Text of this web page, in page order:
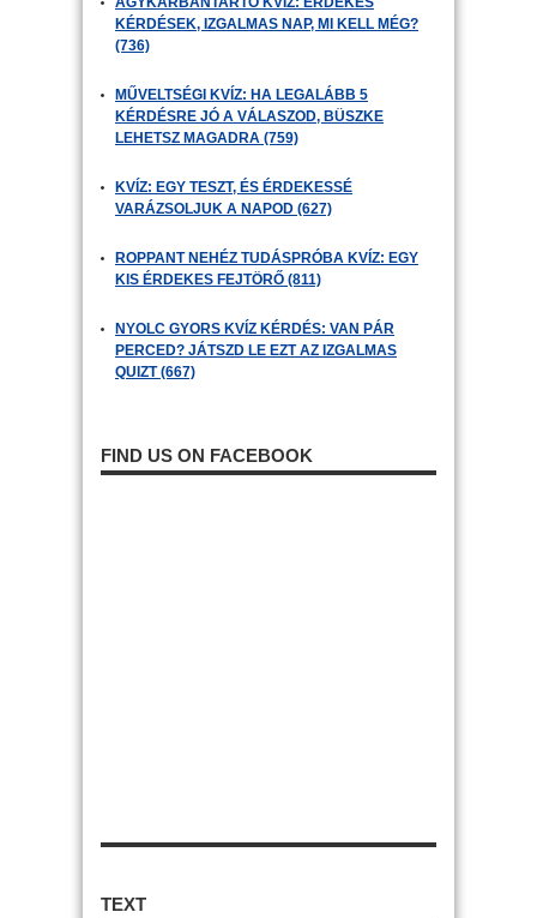
KÉRDÉSEK, IZGALMAS NAP, MI KELL MÉG?
(736)
MŰVELTSÉGI KVÍZ: HA LEGALÁBB 5
KÉRDÉSRE JÓ A VÁLASZOD, BÜSZKE
LEHETSZ MAGADRA (759)
KVÍZ: EGY TESZT, ÉS ÉRDEKESSÉ
VARÁZSOLJUK A NAPOD (627)
ROPPANT NEHÉZ TUDÁSPRÓBA KVÍZ: EGY
KIS ÉRDEKES FEJTÖRŐ (811)
NYOLC GYORS KVÍZ KÉRDÉS: VAN PÁR
PERCED? JÁTSZD LE EZT AZ IZGALMAS
QUIZT (667)
FIND US ON FACEBOOK
TEXT